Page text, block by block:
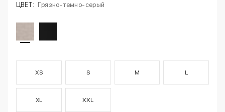
ЦВЕТ: Грязно-темно-серый
XS S M L
XL XXL